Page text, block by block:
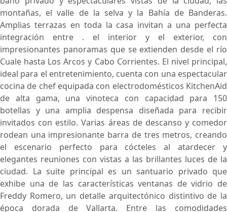
montañas, el valle de la selva y la Bahía de Banderas.
Amplias terrazas en toda la casa invitan a una perfecta
integración entre . el interior y el exterior, con
impresionantes panoramas que se extienden desde el río
Cuale hasta Los Arcos y Cabo Corrientes. El nivel principal,
ideal para el entretenimiento, cuenta con una espectacular
cocina de chef equipada con electrodomésticos KitchenAid
de alta gama, una vinoteca con capacidad para 150
botellas y una amplia despensa diseñada para recibir
invitados con estilo. Varias áreas de descanso y comedor
rodean una impresionante barra de tres metros, creando
el escenario perfecto para cócteles al atardecer y
elegantes reuniones con vistas a las brillantes luces de la
ciudad. La suite principal es un santuario privado que
exhibe una de las características ventanas de vidrio de
Freddy Romero, un detalle arquitectónico distintivo de la
época dorada de Vallarta. Entre las comodidades